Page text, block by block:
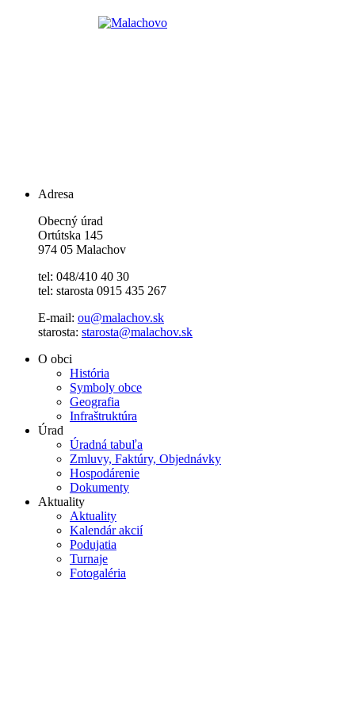
Adresa
Obecný úrad
Ortútska 145
974 05 Malachov
tel: 048/410 40 30
tel: starosta 0915 435 267
E-mail: ou@malachov.sk
starosta: starosta@malachov.sk
O obci
História
Symboly obce
Geografia
Infraštruktúra
Úrad
Úradná tabuľa
Zmluvy, Faktúry, Objednávky
Hospodárenie
Dokumenty
Aktuality
Aktuality
Kalendár akcií
Podujatia
Turnaje
Fotogaléria